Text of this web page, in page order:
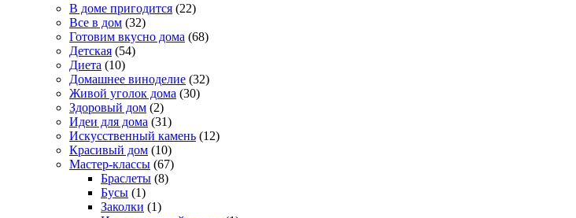
В доме пригодится (22)
Все в дом (32)
Готовим вкусно дома (68)
Детская (54)
Диета (10)
Домашнее виноделие (32)
Живой уголок дома (30)
Здоровый дом (2)
Идеи для дома (31)
Искусственный камень (12)
Красивый дом (10)
Мастер-классы (67)
Браслеты (8)
Бусы (1)
Заколки (1)